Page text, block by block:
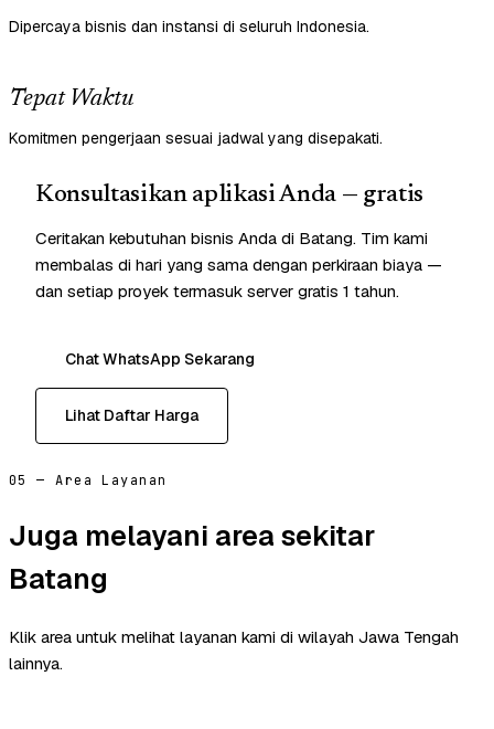
Dipercaya bisnis dan instansi di seluruh Indonesia.
Tepat Waktu
Komitmen pengerjaan sesuai jadwal yang disepakati.
Konsultasikan aplikasi Anda — gratis
Ceritakan kebutuhan bisnis Anda di Batang. Tim kami
membalas di hari yang sama dengan perkiraan biaya —
dan setiap proyek termasuk server gratis 1 tahun.
Chat WhatsApp Sekarang
Lihat Daftar Harga
05 — Area Layanan
Juga melayani area sekitar
Batang
Klik area untuk melihat layanan kami di wilayah Jawa Tengah
lainnya.